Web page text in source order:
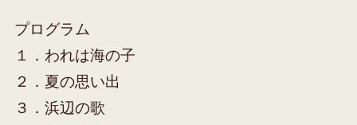
プログラム
１．われは海の子
２．夏の思い出
３．浜辺の歌